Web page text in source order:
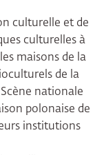
culturelle et de
culturelles à
maisons de la
de la
nationale
polonaise de
institutions